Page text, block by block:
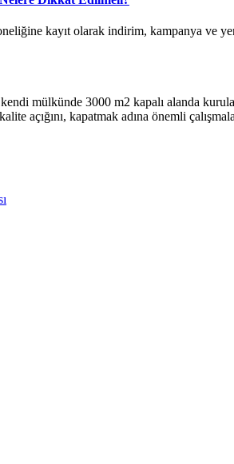
kayıt olarak indirim, kampanya ve
kendi mülkünde 3000 m2 kapalı alanda
açığını, kapatmak adına önemli